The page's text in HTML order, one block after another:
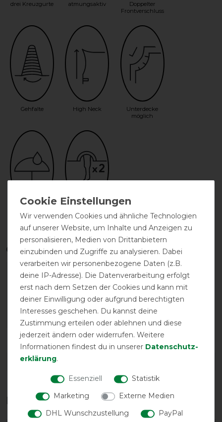
drei Kreuzgurte atmungsaktiv
Doppelter
Frontverschluss
Gehfalte High Neck
Unterdecke
möglich
wasserdicht
Doppelter
Qualitätsstufen
Reißfestigkeit Wasserdichtigkeit
DETAILS ZUR PRODUKTSICHERHEIT
Das perfekte Zubehör für dich
Wir verwenden Cookies und ähnliche Technologien
auf unserer Website, um Inhalte und Anzeigen zu
personalisieren, Medien von Drittanbietern
einzubinden und Zugriffe zu analysieren. Dabei
verarbeiten wir personenbezogene Daten (z.B.
deine IP-Adresse). Die Datenverarbeitung erfolgt
erst nach dem Setzen der Cookies und kann mit
deiner Einwilligung oder aufgrund berechtigten
Interesses geschehen. Du kannst deine
Zustimmung erteilen oder ablehnen und diese
jederzeit ändern oder widerrufen. Weitere
Informationen findest du in unserer Daten­schutz­
erklärung.
Essenziell
Statistik
Marketing
Externe Medien
DHL Wunschzustellung
PayPal